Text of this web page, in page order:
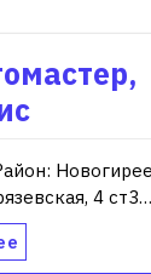
4 ст3…